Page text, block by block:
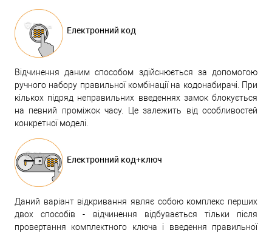
Електронний код
Відчинення даним способом здійснюється за допомогою
ручного набору правильної комбінації на кодонабирачі. При
кількох підряд неправильних введеннях замок блокується
на певний проміжок часу. Це залежить від особливостей
конкретної моделі.
Електронний код+ключ
Даний варіант відкривання являє собою комплекс перших
двох способів - відчинення відбувається тільки після
провертання комплектного ключа і введення правильної